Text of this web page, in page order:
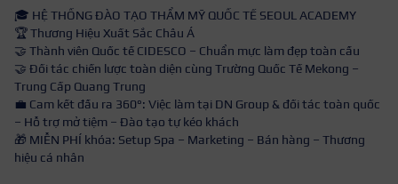
🎓 HỆ THỐNG ĐÀO TẠO THẨM MỸ QUỐC TẾ SEOUL ACADEMY
🏆 Thương Hiệu Xuất Sắc Châu Á
🤝 Thành viên Quốc tế CIDESCO – Chuẩn mực làm đẹp toàn cầu
🤝 Đối tác chiến lược toàn diện cùng Trường Quốc Tế Mekong –
Trung Cấp Quang Trung
💼 Cam kết đầu ra 360°: Việc làm tại DN Group & đối tác toàn quốc
– Hỗ trợ mở tiệm – Đào tạo tự kéo khách
🎁 MIỄN PHÍ khóa: Setup Spa – Marketing – Bán hàng – Thương
hiệu cá nhân